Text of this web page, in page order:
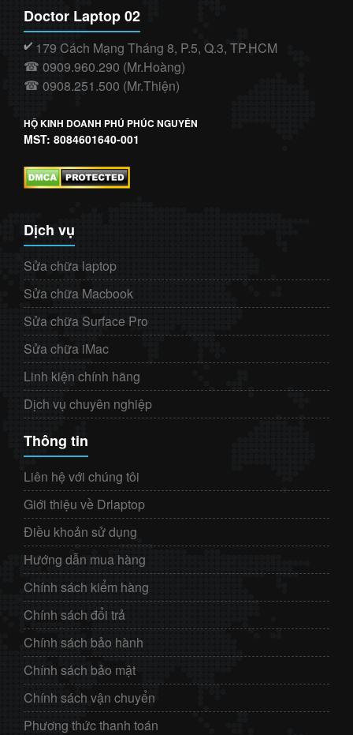
Doctor Laptop 02
✔️ 179 Cách Mạng Tháng 8, P.5, Q.3, TP.HCM
☎ 0909.960.290 (Mr.Hoàng)
☎ 0908.251.500 (Mr.Thiện)
HỘ KINH DOANH PHÚ PHÚC NGUYÊN
MST: 8084601640-001
Dịch vụ
Sửa chữa laptop
Sửa chữa Macbook
Sửa chữa Surface Pro
Sửa chữa iMac
Linh kiện chính hãng
Dịch vụ chuyên nghiệp
Thông tin
Liên hệ với chúng tôi
Giới thiệu về Drlaptop
Điều khoản sử dụng
Hướng dẫn mua hàng
Chính sách kiểm hàng
Chính sách đổi trả
Chính sách bảo hành
Chính sách bảo mật
Chính sách vận chuyển
Phương thức thanh toán